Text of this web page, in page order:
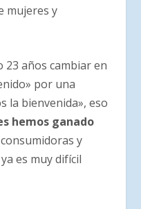
mujeres y
23 años cambiar en
por una
la bienvenida», eso
hemos ganado
y
es muy difícil